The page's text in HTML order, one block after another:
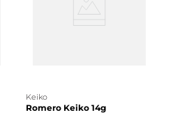
keiko
Romero Keiko 14g